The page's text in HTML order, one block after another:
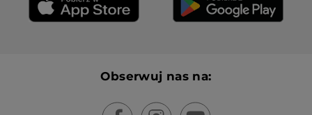
Obserwuj nas na: